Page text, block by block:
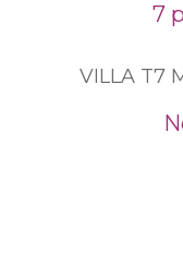
7
VILLA T7